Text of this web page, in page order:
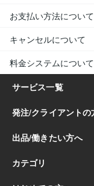
お支払い方法について
キャンセルについて
料金システムについて